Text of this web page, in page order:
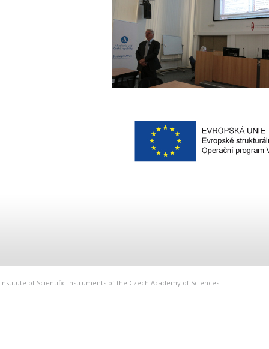
Institute of Scientific Instruments of the Czech Academy of Sciences